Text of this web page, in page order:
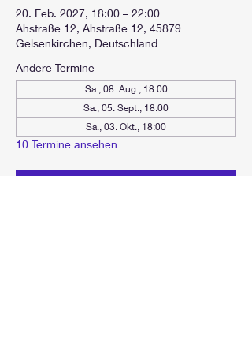
20. Feb. 2027, 18:00 – 22:00
Ahstraße 12, Ahstraße 12, 45879
Gelsenkirchen, Deutschland
Andere Termine
Sa., 08. Aug., 18:00
Sa., 05. Sept., 18:00
Sa., 03. Okt., 18:00
10 Termine ansehen